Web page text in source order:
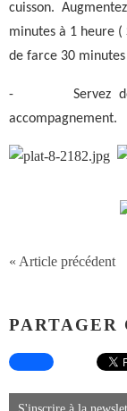
cuisson.
minutes à 1 heure
de farce 30
-
Servez
accompagnement.
« Article précédent
PARTAGER